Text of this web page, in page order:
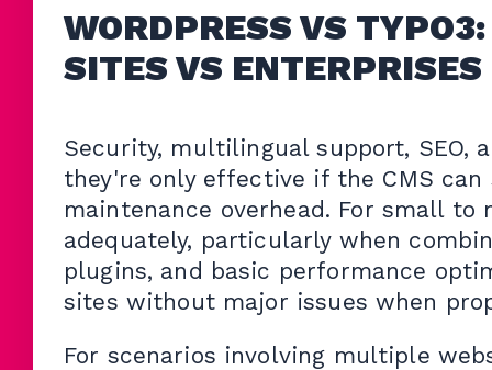
WORDPRESS VS
SITES VS ENTERPRISES
Security, multilingual support, SEO,
they're only effective if the CMS
maintenance overhead. For small to
adequately, particularly when
plugins, and basic performance
sites without major issues when
For scenarios involving multiple